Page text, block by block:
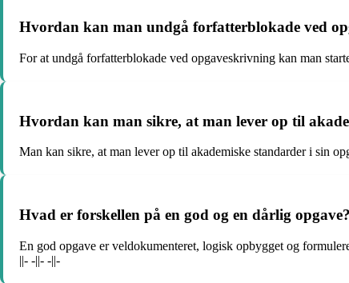
Hvordan kan man undgå forfatterblokade ved
For at undgå forfatterblokade ved opgaveskrivning kan man
Hvordan kan man sikre, at man lever op til
Man kan sikre, at man lever op til akademiske standarder i sin
Hvad er forskellen på en god og en dårlig opgave?
En god opgave er veldokumenteret, logisk opbygget og
||- -||- -||-